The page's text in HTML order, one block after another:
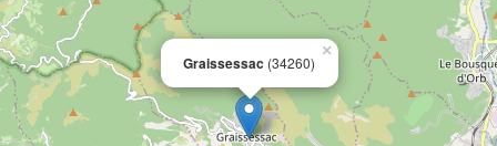
Graissessac (34260)
×